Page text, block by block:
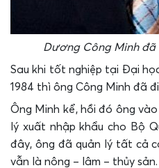
Dương Công Minh đã
Sau khi tốt nghiệp tại Đại
1984 thì ông Công Minh đã
Ông Minh kể, hồi đó ông
lý xuất nhập khẩu cho Bộ
đây, ông đã quản lý tất cả
vẫn là nông – lâm – thủy sản.